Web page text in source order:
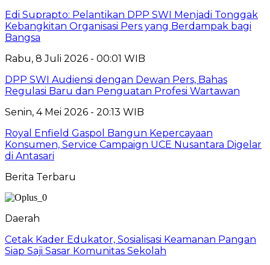
Edi Suprapto: Pelantikan DPP SWI Menjadi Tonggak
Kebangkitan Organisasi Pers yang Berdampak bagi
Bangsa
Rabu, 8 Juli 2026 - 00:01 WIB
DPP SWI Audiensi dengan Dewan Pers, Bahas
Regulasi Baru dan Penguatan Profesi Wartawan
Senin, 4 Mei 2026 - 20:13 WIB
Royal Enfield Gaspol Bangun Kepercayaan
Konsumen, Service Campaign UCE Nusantara Digelar
di Antasari
Berita Terbaru
Daerah
Cetak Kader Edukator, Sosialisasi Keamanan Pangan
Siap Saji Sasar Komunitas Sekolah